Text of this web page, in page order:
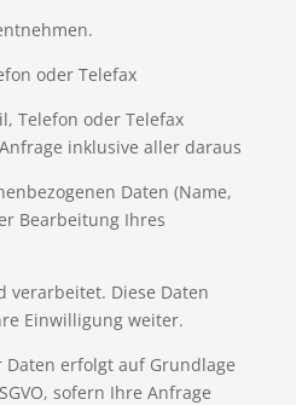
oder Telefax
Telefon oder Telefax
inklusive aller daraus
Daten (Name,
Bearbeitung Ihres
verarbeitet. Diese Daten
Einwilligung weiter.
erfolgt auf Grundlage
sofern Ihre Anfrage